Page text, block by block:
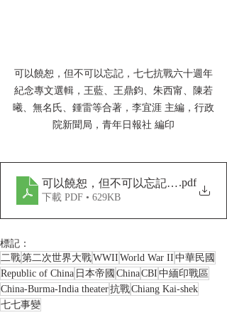
可以饒恕，但不可以忘記，七七抗戰六十週年
紀念專文選輯，王藍、王鼎鈞、朱西甯、陳若
曦、無名氏、鍾雷等合著，李宜涯 主編，行政
院新聞局，青年日報社 編印
可以饒恕，但不可以忘記，七七抗
.pdf
下載 PDF • 629KB
標記：
二戰第二次世界大戰WWII World War II 中華民國
Republic of China 日本帝國 ChinaCBI 中緬印戰區
China-Burma-India theater抗戰Chiang Kai-shek
七七事變